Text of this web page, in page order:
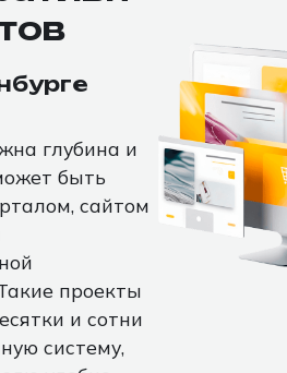
глубина и
быть
сайтом
проекты
и сотни
систему,